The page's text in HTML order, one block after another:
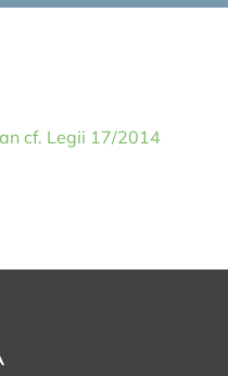
cf. Legii 17/2014